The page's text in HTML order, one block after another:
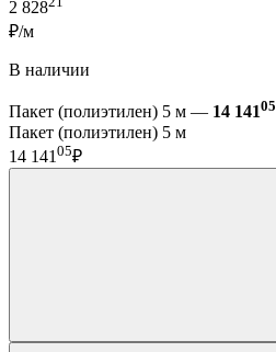
2 828
₽/м
В наличии
Пакет (полиэтилен) 5 м — 14 14105
Пакет (полиэтилен) 5 м
14 141 05₽